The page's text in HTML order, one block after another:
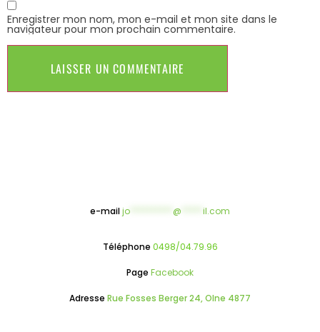
Enregistrer mon nom, mon e-mail et mon site dans le
navigateur pour mon prochain commentaire.
e-mailjo @ il.com
Téléphone 0498/04.79.96
Page Facebook
Adresse Rue Fosses Berger 24, Olne 4877